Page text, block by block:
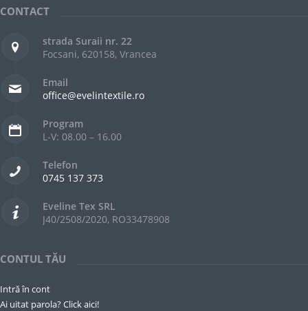
CONTACT
strada Suraii nr. 22
Focsani, 620158, Vrancea
Email
office@evelintextile.ro
Program
L-V: 08.00 – 16.00
Telefon
0745 137 373
Eveline Tex SRL
J40/2508/2020, RO33478908
CONTUL TĂU
Intră în cont
Ai uitat parola? Click aici!